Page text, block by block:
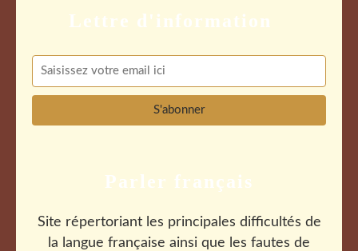
Parler français
Site répertoriant les principales difficultés de
la langue française ainsi que les fautes de